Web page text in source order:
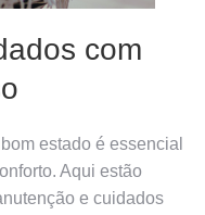
com
estado é essencial
Aqui estão
e cuidados